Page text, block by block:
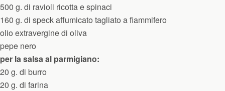
500 g. di ravioli ricotta e spinaci
160 g. di speck affumicato tagliato a fiammifero
olio extravergine di oliva
pepe nero
per la salsa al parmigiano:
20 g. di burro
20 g. di farina